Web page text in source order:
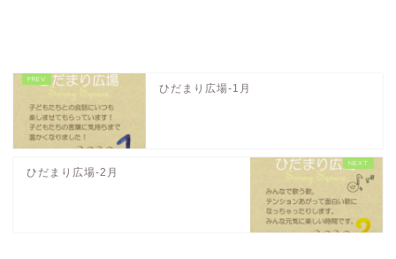
ひだまり広場-1月
ひだまり広場-2月